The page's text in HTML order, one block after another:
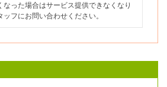
なった場合はサービス提供できなくなり
フにお問い合わせください。